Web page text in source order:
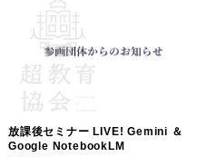
放課後セミナー LIVE! Gemini ＆
Google NotebookLM